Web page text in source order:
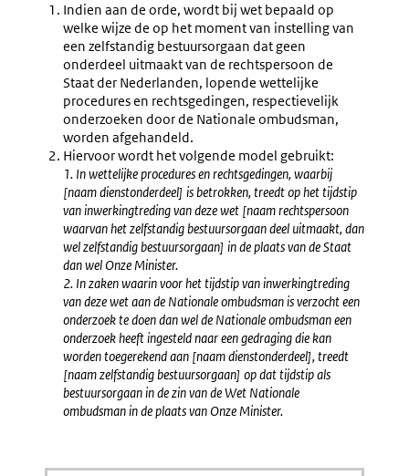
Rechten,
Bezittingen
En
Verplichtingen
Indien aan de orde, wordt bij wet bepaald op
welke wijze de op het moment van instelling van
een zelfstandig bestuursorgaan dat geen
onderdeel uitmaakt van de rechtspersoon de
Staat der Nederlanden, lopende wettelijke
procedures en rechtsgedingen, respectievelijk
onderzoeken door de Nationale ombudsman,
worden afgehandeld.
Hiervoor wordt het volgende model gebruikt:
1. In wettelijke procedures en rechtsgedingen, waarbij
[naam dienstonderdeel] is betrokken, treedt op het tijdstip
van inwerkingtreding van deze wet [naam rechts­persoon
waarvan het zelfstandig bestuursorgaan deel uitmaakt, dan
wel zelfstandig bestuursorgaan] in de plaats van de Staat
dan wel Onze Minister.
2. In zaken waarin voor het tijdstip van inwerkingtreding
van deze wet aan de Nationale ombudsman is verzocht een
onderzoek te doen dan wel de Nationale ombudsman een
onderzoek heeft ingesteld naar een gedraging die kan
worden toegerekend aan [naam dienstonderdeel], treedt
[naam zelfstandig bestuursorgaan] op dat tijdstip als
bestuursorgaan in de zin van de Wet Nationale
ombudsman in de plaats van Onze Minister.